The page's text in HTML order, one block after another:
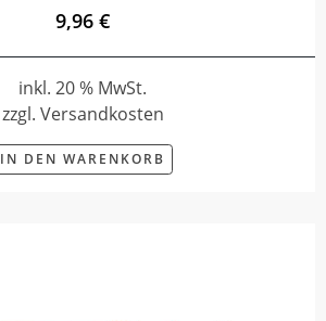
9,96 €
inkl. 20 % MwSt.
zzgl. Versandkosten
IN DEN WARENKORB